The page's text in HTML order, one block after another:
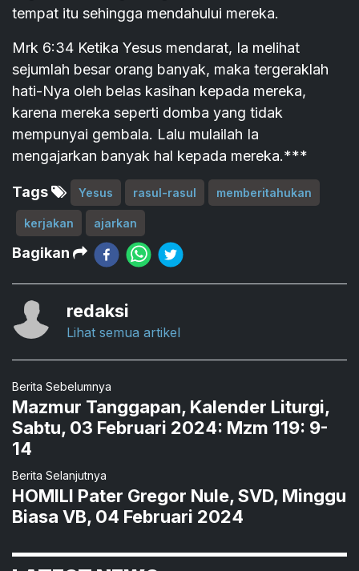
tempat itu sehingga mendahului mereka.
Mrk 6:34 Ketika Yesus mendarat, Ia melihat
sejumlah besar orang banyak, maka tergeraklah
hati-Nya oleh belas kasihan kepada mereka,
karena mereka seperti domba yang tidak
mempunyai gembala. Lalu mulailah Ia
mengajarkan banyak hal kepada mereka.***
Tags Yesus rasul-rasul memberitahukan
kerjakan ajarkan
Bagikan
redaksi
Lihat semua artikel
Berita Sebelumnya
Mazmur Tanggapan, Kalender Liturgi,
Sabtu, 03 Februari 2024: Mzm 119: 9-
14
Berita Selanjutnya
HOMILI Pater Gregor Nule, SVD, Minggu
Biasa VB, 04 Februari 2024